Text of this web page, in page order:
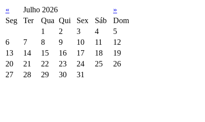
« Julho 2026
»
Seg
Ter Qua Qui Sex Sáb
Dom
1
2 3 4
5
6
7 8 9 10 11
12
13
14 15 16 17 18
19
20
21 22 23 24 25
26
27
28 29 30 31